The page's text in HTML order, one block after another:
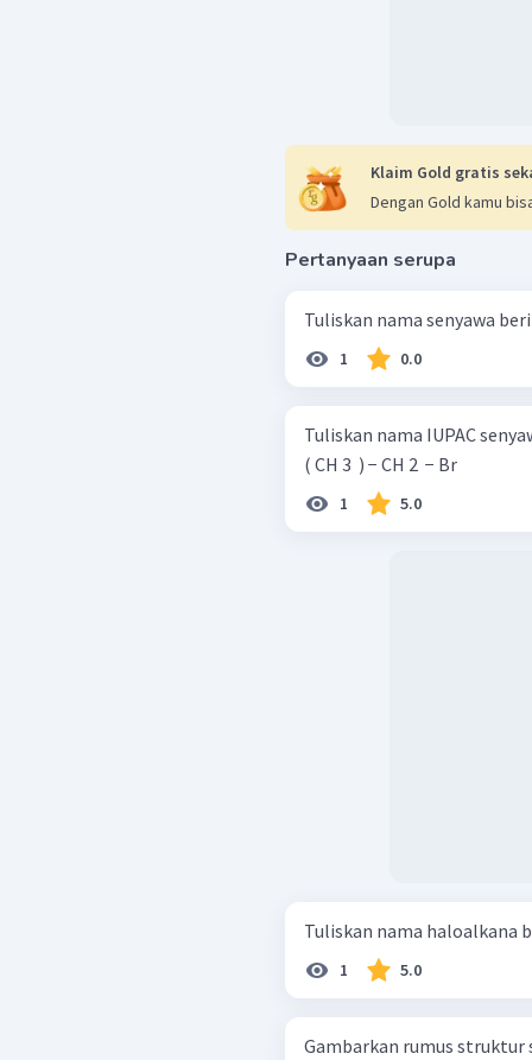
Klaim Gold gratis
Dengan Gold kamu
Pertanyaan serupa
Tuliskan nama senyawa
1 0.0
Tuliskan nama IUPAC senyawa
( CH 3 ​ ) − CH 2 ​ − Br
1 5.0
Tuliskan nama haloalkana
1 5.0
Gambarkan rumus struktur senyawa